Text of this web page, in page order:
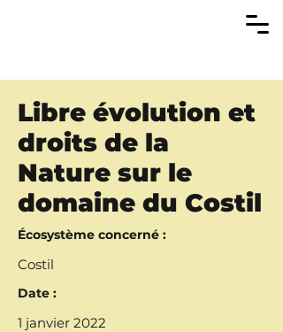
Libre évolution et
droits de la
Nature sur le
domaine du Costil
Écosystème concerné :
Costil
Date :
1 janvier 2022